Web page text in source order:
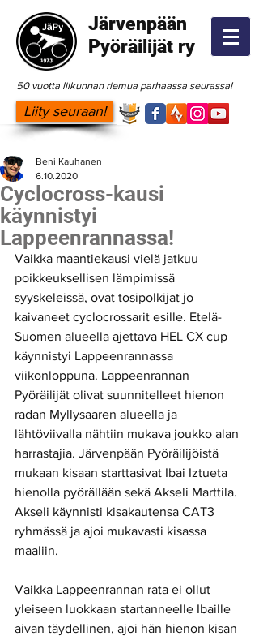
Järvenpään
Pyöräilijät ry
50 vuotta liikunnan riemua parhaassa seurassa!
Liity seuraan!
Cyclocross-kausi
käynnistyi
Lappeenrannassa!
Beni Kauhanen
6.10.2020
Vaikka maantiekausi vielä jatkuu
poikkeuksellisen lämpimissä
syyskeleissä, ovat tosipolkijat jo
kaivaneet cyclocrossarit esille. Etelä-
Suomen alueella ajettava HEL CX cup
käynnistyi Lappeenrannassa
viikonloppuna. Lappeenrannan
Pyöräilijät olivat suunnitelleet hienon
radan Myllysaaren alueella ja
lähtöviivalla nähtiin mukava joukko alan
harrastajia. Järvenpään Pyöräilijöistä
mukaan kisaan starttasivat Ibai Iztueta
hienolla pyörällään sekä Akseli Marttila.
Akseli käynnisti kisakautensa CAT3
ryhmässä ja ajoi mukavasti kisassa
maaliin.
Vaikka Lappeenrannan rata ei ollut
yleiseen luokkaan startanneelle Ibaille
aivan täydellinen, ajoi hän hienon kisan